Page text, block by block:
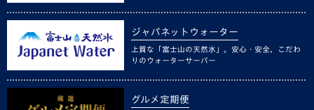
ジャパネットウォーター
上質な「富士山の天然水」。安心・安全、こだわ
りのウォーターサーバー
グルメ定期便